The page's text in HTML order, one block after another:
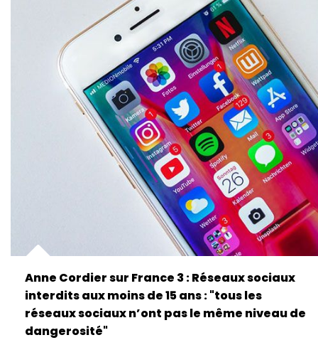
Anne Cordier sur France 3 : Réseaux sociaux
interdits aux moins de 15 ans : "tous les
réseaux sociaux n’ont pas le même niveau de
dangerosité"